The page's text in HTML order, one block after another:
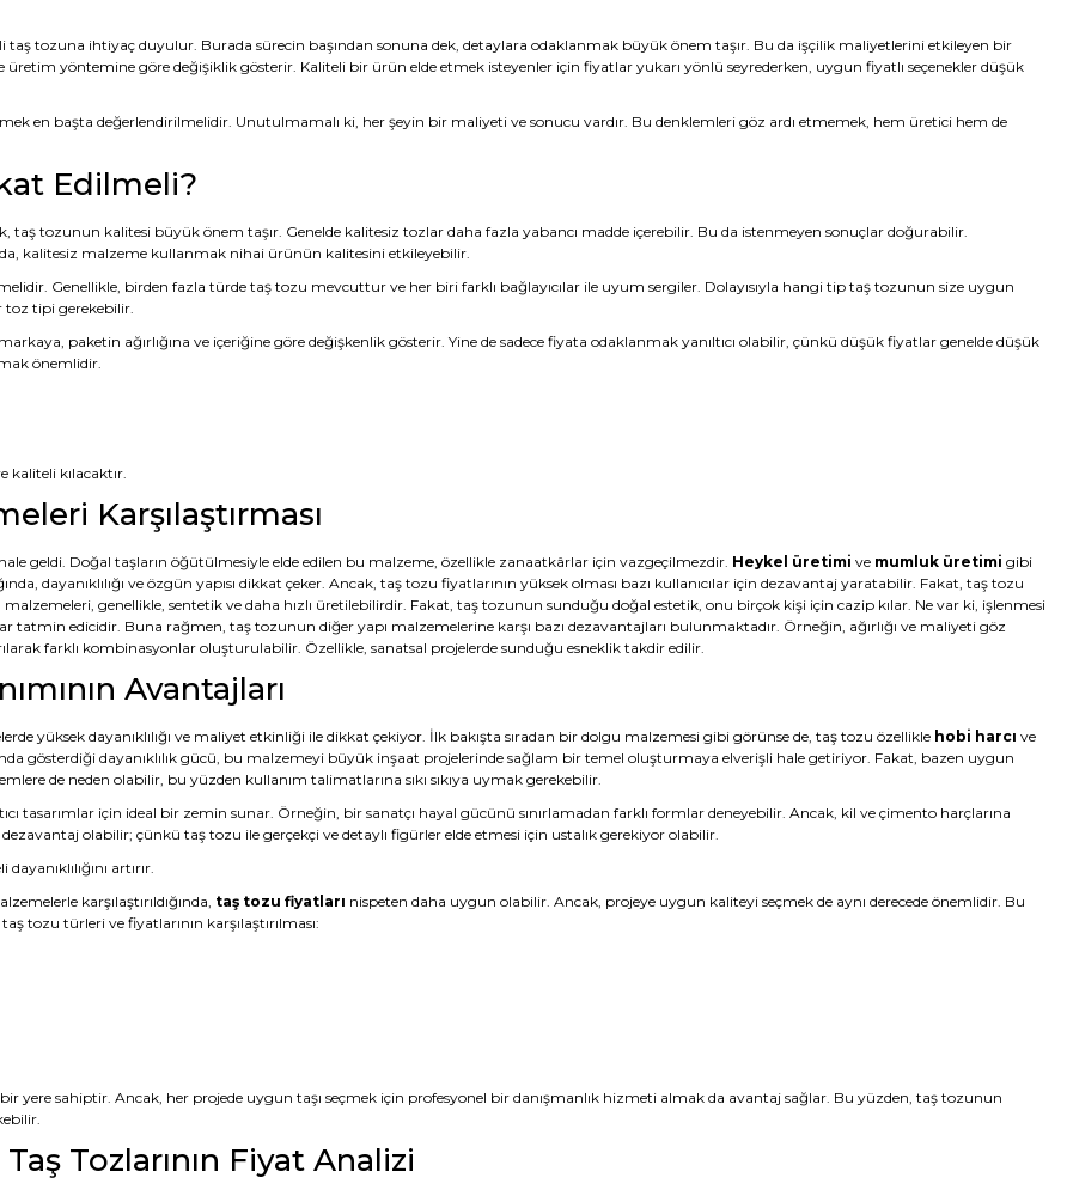
taş tozuna ihtiyaç duyulur. Burada sürecin başından sonuna dek, detaylara odaklanmak büyük önem taşır. Bu da işçilik maliyetlerini etkileyen bir
yöntemine göre değişiklik gösterir. Kaliteli bir ürün elde etmek isteyenler için fiyatlar yukarı yönlü seyrederken, uygun fiyatlı seçenekler düşük
en başta değerlendirilmelidir. Unutulmamalı ki, her şeyin bir maliyeti ve sonucu vardır. Bu denklemleri göz ardı etmemek, hem üretici hem de
Edilmeli?
taş tozunun kalitesi büyük önem taşır. Genelde kalitesiz tozlar daha fazla yabancı madde içerebilir. Bu da istenmeyen sonuçlar doğurabilir.
kalitesiz malzeme kullanmak nihai ürünün kalitesini etkileyebilir.
Genellikle, birden fazla türde taş tozu mevcuttur ve her biri farklı bağlayıcılar ile uyum sergiler. Dolayısıyla hangi tip taş tozunun size uygun
tipi gerekebilir.
paketin ağırlığına ve içeriğine göre değişkenlik gösterir. Yine de sadece fiyata odaklanmak yanıltıcı olabilir, çünkü düşük fiyatlar genelde düşük
önemlidir.
kılacaktır.
Karşılaştırması
geldi. Doğal taşların öğütülmesiyle elde edilen bu malzeme, özellikle zanaatkârlar için vazgeçilmezdir. Heykel üretimi ve mumluk üretimi gibi
dayanıklılığı ve özgün yapısı dikkat çeker. Ancak, taş tozu fiyatlarının yüksek olması bazı kullanıcılar için dezavantaj yaratabilir. Fakat, taş tozu
malzemeleri, genellikle, sentetik ve daha hızlı üretilebilirdir. Fakat, taş tozunun sunduğu doğal estetik, onu birçok kişi için cazip kılar. Ne var ki, işlenmesi
tatmin edicidir. Buna rağmen, taş tozunun diğer yapı malzemelerine karşı bazı dezavantajları bulunmaktadır. Örneğin, ağırlığı ve maliyeti göz
farklı kombinasyonlar oluşturulabilir. Özellikle, sanatsal projelerde sunduğu esneklik takdir edilir.
Avantajları
yüksek dayanıklılığı ve maliyet etkinliği ile dikkat çekiyor. İlk bakışta sıradan bir dolgu malzemesi gibi görünse de, taş tozu özellikle hobi harcı ve
gösterdiği dayanıklılık gücü, bu malzemeyi büyük inşaat projelerinde sağlam bir temel oluşturmaya elverişli hale getiriyor. Fakat, bazen uygun
de neden olabilir, bu yüzden kullanım talimatlarına sıkı sıkıya uymak gerekebilir.
tasarımlar için ideal bir zemin sunar. Örneğin, bir sanatçı hayal gücünü sınırlamadan farklı formlar deneyebilir. Ancak, kil ve çimento harçlarına
olabilir; çünkü taş tozu ile gerçekçi ve detaylı figürler elde etmesi için ustalık gerekiyor olabilir.
artırır.
karşılaştırıldığında, taş tozu fiyatları nispeten daha uygun olabilir. Ancak, projeye uygun kaliteyi seçmek de aynı derecede önemlidir. Bu
tozu türleri ve fiyatlarının karşılaştırılması:
yere sahiptir. Ancak, her projede uygun taşı seçmek için profesyonel bir danışmanlık hizmeti almak da avantaj sağlar. Bu yüzden, taş tozunun
Tozlarının Fiyat Analizi